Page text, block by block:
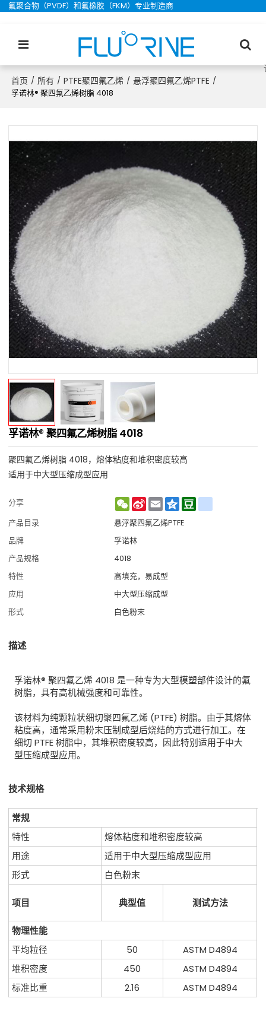
氟聚合物（PVDF）和氟橡胶（FKM）专业制造商
首页 / 所有 / PTFE聚四氟乙烯 / 悬浮聚四氟乙烯PTFE /
孚诺林® 聚四氟乙烯树脂 4018
孚诺林® 聚四氟乙烯树脂 4018
聚四氟乙烯树脂 4018，熔体粘度和堆积密度较高
适用于中大型压缩成型应用
分享 WeChat
Sina
Weibo
EmailQzoneDouban
产品目录
悬浮聚四氟乙烯PTFE
品牌
孚诺林
产品规格
4018
特性
高填充，易成型
应用
中大型压缩成型
形式
白色粉末
描述
孚诺林® 聚四氟乙烯 4018 是一种专为大型模塑部件设计的氟
树脂，具有高机械强度和可靠性。
该材料为纯颗粒状细切聚四氟乙烯 (PTFE) 树脂。由于其熔体
粘度高，通常采用粉末压制成型后烧结的方式进行加工。在
细切 PTFE 树脂中，其堆积密度较高，因此特别适用于中大
型压缩成型应用。
技术规格
常规
特性
熔体粘度和堆积密度较高
用途
适用于中大型压缩成型应用
形式
白色粉末
项目 典型值 测试方法
物理性能
平均粒径
50
ASTM D4894
堆积密度
450
ASTM D4894
标准比重
2.16 ASTM D4894